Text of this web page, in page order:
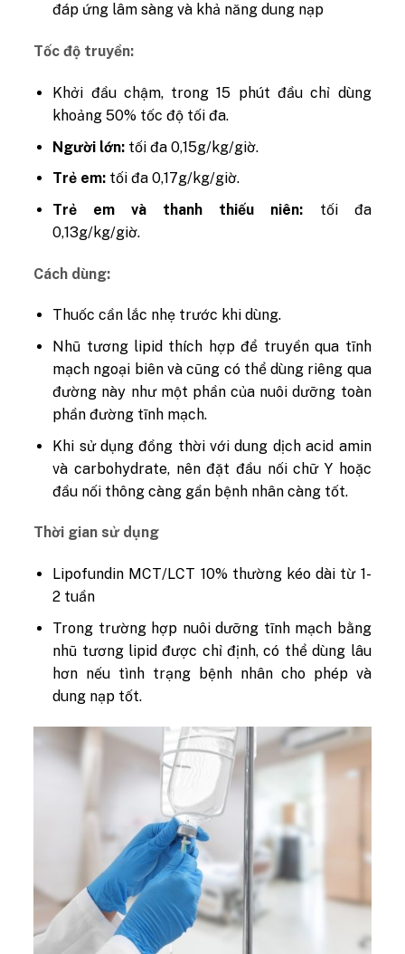
đáp ứng lâm sàng và khả năng dung nạp
Tốc độ truyền:
Khởi đầu chậm, trong 15 phút đầu chỉ dùng
khoảng 50% tốc độ tối đa.
Người lớn: tối đa 0,15g/kg/giờ.
Trẻ em: tối đa 0,17g/kg/giờ.
Trẻ em và thanh thiếu niên: tối đa
0,13g/kg/giờ.
Cách dùng:
Thuốc cần lắc nhẹ trước khi dùng.
Nhũ tương lipid thích hợp để truyền qua tĩnh
mạch ngoại biên và cũng có thể dùng riêng qua
đường này như một phần của nuôi dưỡng toàn
phần đường tĩnh mạch.
Khi sử dụng đồng thời với dung dịch acid amin
và carbohydrate, nên đặt đầu nối chữ Y hoặc
đầu nối thông càng gần bệnh nhân càng tốt.
Thời gian sử dụng
Lipofundin MCT/LCT 10% thường kéo dài từ 1-
2 tuần
Trong trường hợp nuôi dưỡng tĩnh mạch bằng
nhũ tương lipid được chỉ định, có thể dùng lâu
hơn nếu tình trạng bệnh nhân cho phép và
dung nạp tốt.